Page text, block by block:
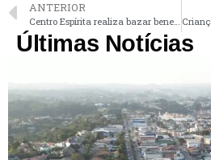
ANTERIOR
Centro Espírita realiza bazar beneficente de Natal em Vinhedo
Últimas Notícias